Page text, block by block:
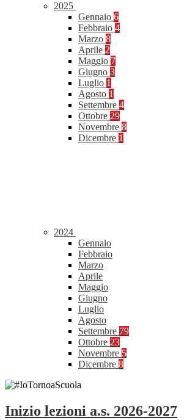
2025
Gennaio 6
Febbraio 4
Marzo 8
Aprile 2
Maggio 7
Giugno 3
Luglio 1
Agosto 1
Settembre 4
Ottobre 29
Novembre 8
Dicembre 1
2024
Gennaio
Febbraio
Marzo
Aprile
Maggio
Giugno
Luglio
Agosto
Settembre 79
Ottobre 23
Novembre 5
Dicembre 8
Inizio lezioni a.s. 2026-2027